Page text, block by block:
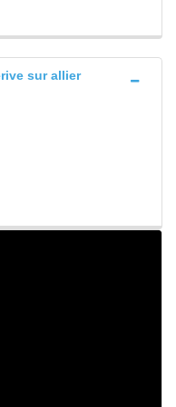
sur allier